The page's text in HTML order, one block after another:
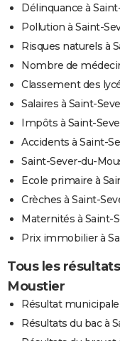
Délinquance à
Pollution à Saint-
Risques naturels à
Nombre de
Classement des
Salaires à Saint-
Impôts à Saint-
Accidents à Saint-
Saint-Sever-du-
Ecole primaire à
Crèches à Saint-
Maternités à Saint-
Prix immobilier à
Tous les
Moustier
Résultat
Résultats du bac à